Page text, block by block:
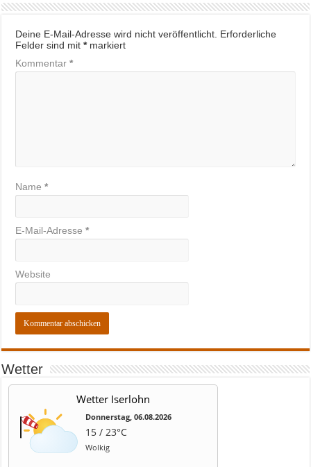
Deine E-Mail-Adresse wird nicht veröffentlicht. Erforderliche
Felder sind mit*markiert
Kommentar*
Name*
E-Mail-Adresse*
Website
Wetter
Wetter Iserlohn
Donnerstag, 06.08.2026
15 / 23°C
Wolkig